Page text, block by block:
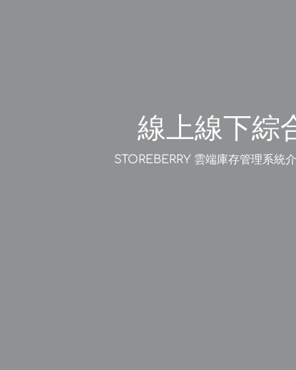
線上線下綜
STOREBERRY 雲端庫存管理系統